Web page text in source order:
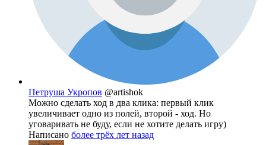
Петруша Укропов @artishok
Можно сделать ход в два клика: первый клик
увеличивает одно из полей, второй - ход. Но
уговаривать не буду, если не хотите делать игру)
Написано более трёх лет назад